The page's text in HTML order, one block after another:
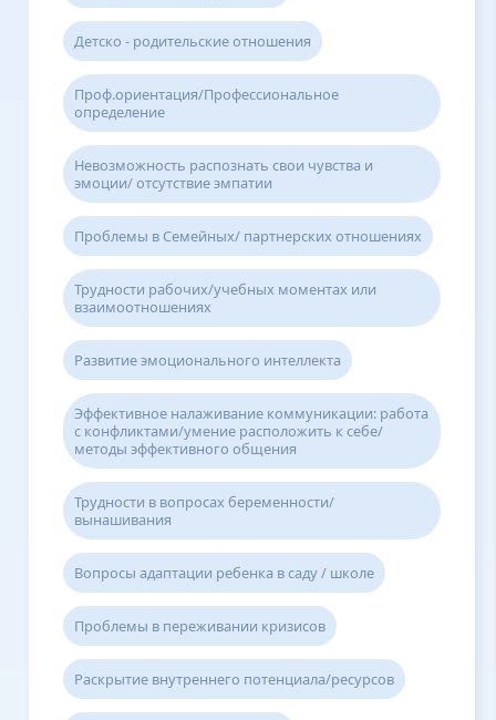
Детско - родительские отношения
Проф.ориентация/Профессиональное
определение
Невозможность распознать свои чувства и
эмоции/ отсутствие эмпатии
Проблемы в Семейных/ партнерских отношениях
Трудности рабочих/учебных моментах или
взаимоотношениях
Развитие эмоционального интеллекта
Эффективное налаживание коммуникации: работа
с конфликтами/умение расположить к себе/
методы эффективного общения
Трудности в вопросах беременности/
вынашивания
Вопросы адаптации ребенка в саду / школе
Проблемы в переживании кризисов
Раскрытие внутреннего потенциала/ресурсов